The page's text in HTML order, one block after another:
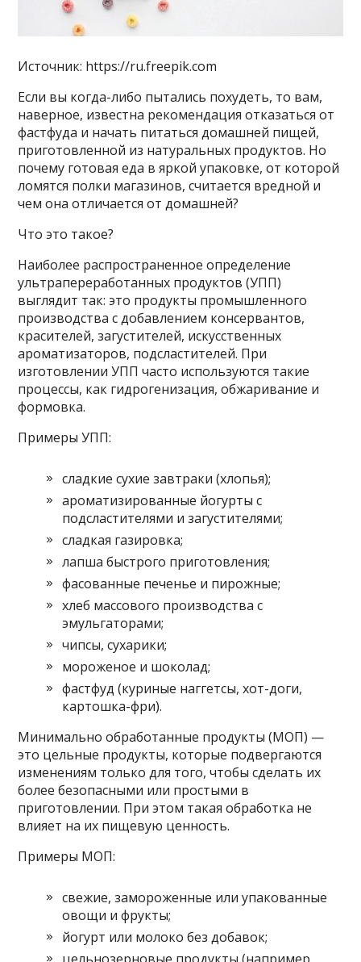
Источник: https://ru.freepik.com
Если вы когда-либо пытались похудеть, то вам,
наверное, известна рекомендация отказаться от
фастфуда и начать питаться домашней пищей,
приготовленной из натуральных продуктов. Но
почему готовая еда в яркой упаковке, от которой
ломятся полки магазинов, считается вредной и
чем она отличается от домашней?
Что это такое?
Наиболее распространенное определение
ультрапереработанных продуктов (УПП)
выглядит так: это продукты промышленного
производства с добавлением консервантов,
красителей, загустителей, искусственных
ароматизаторов, подсластителей. При
изготовлении УПП часто используются такие
процессы, как гидрогенизация, обжаривание и
формовка.
Примеры УПП:
сладкие сухие завтраки (хлопья);
ароматизированные йогурты с
подсластителями и загустителями;
сладкая газировка;
лапша быстрого приготовления;
фасованные печенье и пирожные;
хлеб массового производства с
эмульгаторами;
чипсы, сухарики;
мороженое и шоколад;
фастфуд (куриные наггетсы, хот-доги,
картошка-фри).
Минимально обработанные продукты (МОП) —
это цельные продукты, которые подвергаются
изменениям только для того, чтобы сделать их
более безопасными или простыми в
приготовлении. При этом такая обработка не
влияет на их пищевую ценность.
Примеры МОП:
свежие, замороженные или упакованные
овощи и фрукты;
йогурт или молоко без добавок;